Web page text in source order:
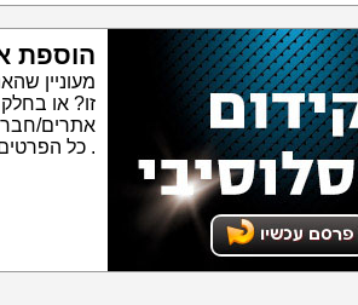
הוספת
מעוניין
זו? או
אתרים/
. כל